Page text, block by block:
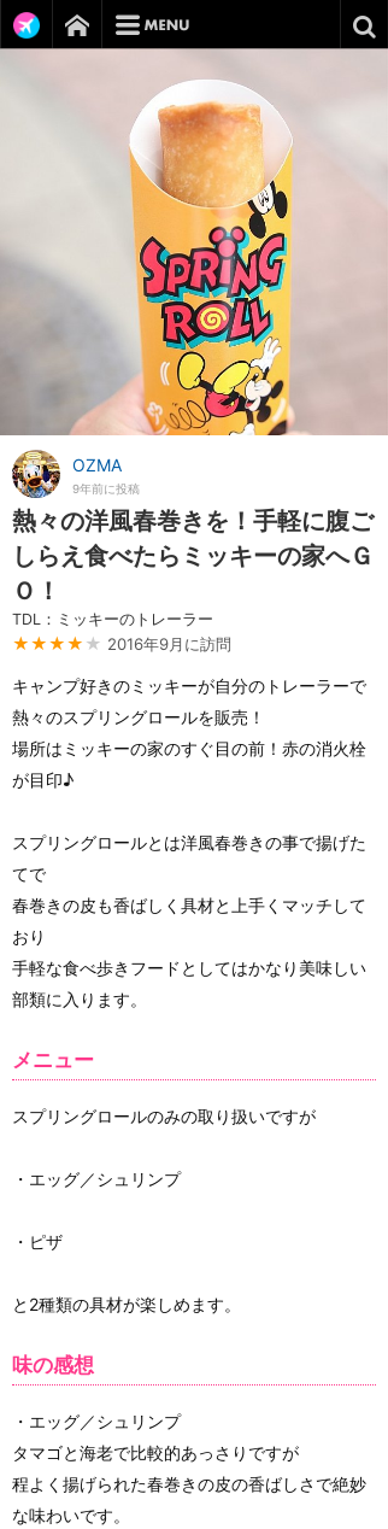
OZMA
9年前に投稿
熱々の洋風春巻きを！手軽に腹ご
しらえ食べたらミッキーの家へＧ
Ｏ！
TDL：ミッキーのトレーラー
★★★★ ★ 2016年9月に訪問
キャンプ好きのミッキーが自分のトレーラーで
熱々のスプリングロールを販売！
場所はミッキーの家のすぐ目の前！赤の消火栓
が目印♪
スプリングロールとは洋風春巻きの事で揚げた
てで
春巻きの皮も香ばしく具材と上手くマッチして
おり
手軽な食べ歩きフードとしてはかなり美味しい
部類に入ります。
メニュー
スプリングロールのみの取り扱いですが
・エッグ／シュリンプ
・ピザ
と2種類の具材が楽しめます。
味の感想
・エッグ／シュリンプ
タマゴと海老で比較的あっさりですが
程よく揚げられた春巻きの皮の香ばしさで絶妙
な味わいです。